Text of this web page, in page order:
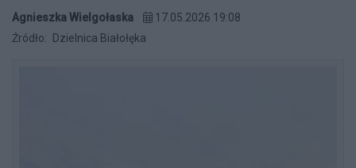
Agnieszka Wielgołaska
17.05.2026 19:08
Źródło:
Dzielnica Białołęka